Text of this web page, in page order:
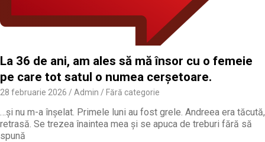
La 36 de ani, am ales să mă însor cu o femeie
pe care tot satul o numea cerșetoare.
28 februarie 2026 Admin Fără categorie
…și nu m-a înșelat. Primele luni au fost grele. Andreea era tăcută,
retrasă. Se trezea înaintea mea și se apuca de treburi fără să
spună